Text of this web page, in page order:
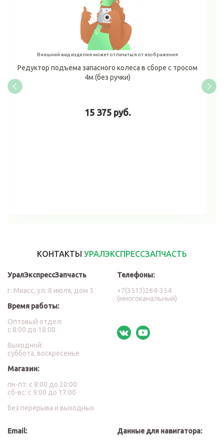
Внешний вид изделия может отличаться от изображения
Редуктор подъема запасного колеса в сборе с тросом
4м (без ручки)
15 375 руб.
КОНТАКТЫ УРАЛЭКСПРЕССЗАПЧАСТЬ
УралЭкспрессЗапчасть
г. Миасс, ул. 8 июля, дом 5
Время работы:
Оптовый отдел:
с 8:00 до 18:00
Выходной:
суббота, воскресенье
Магазин:
пн-пт: с 8:00 до 20:00
сб-вс: с 9:00 до 17:00
без перерыва и выходных
Телефоны:
+7(3513)264-354
(многоканальный)
Email:
Данные для навигатора: